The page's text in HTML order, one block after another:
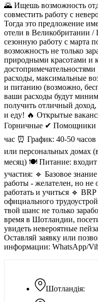
Шотландія:
🌄 Ищешь возможность
совместить работу с
Тогда это предложение
отели в Великобритании
сезонную работу с марта
возможность не только
природными красотами и
расходы, максимальные
и питанию (возможно,
ваши расходы будут
получить отличный
и еду! 🔥 Открытые
Горничные ✔ Помощники
час ⏰ График: 40-50
или персональных домах
месяц) 🍽 Питание:
участия: 🔹 Базовое
работы - желателен, но не
работать и учиться 🔹
официального
твой шанс не только
время в Шотландии,
увидеть невероятные
Оставляй заявку или
информации: WhatsApp/